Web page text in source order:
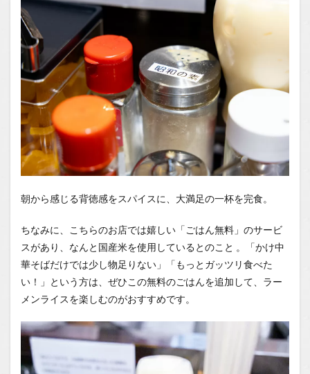
朝から感じる背徳感をスパイスに、大満足の一杯を完食。
ちなみに、こちらのお店では嬉しい「ごはん無料」のサービ
スがあり、なんと国産米を使用しているとのこと 。「かけ中
華そばだけでは少し物足りない」「もっとガッツリ食べた
い！」という方は、ぜひこの無料のごはんを追加して、ラー
メンライスを楽しむのがおすすめです。